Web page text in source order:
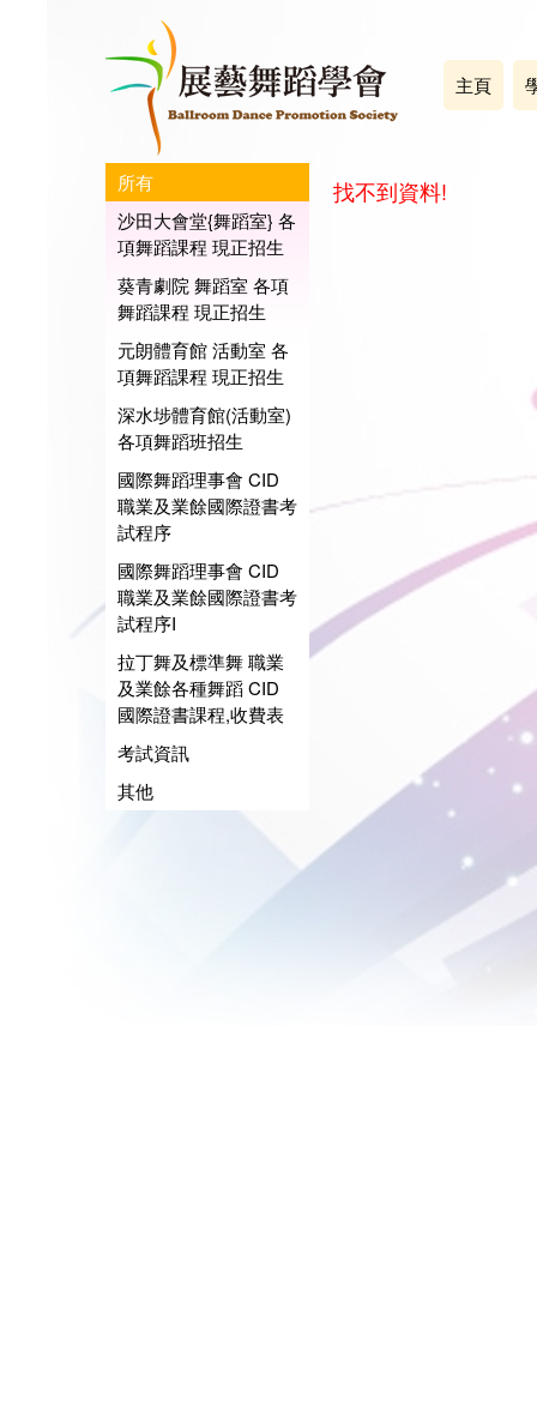
主頁
所有
沙田大會堂{舞蹈室} 各
項舞蹈課程 現正招生
葵青劇院 舞蹈室 各項
舞蹈課程 現正招生
元朗體育館 活動室 各
項舞蹈課程 現正招生
深水埗體育館(活動室)
各項舞蹈班招生
國際舞蹈理事會 CID
職業及業餘國際證書考
試程序
國際舞蹈理事會 CID
職業及業餘國際證書考
試程序I
拉丁舞及標準舞 職業
及業餘各種舞蹈 CID
國際證書課程,收費表
考試資訊
其他
找不到資料!